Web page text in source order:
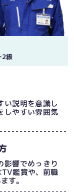
2級
い説明を意識し
しやすい雰囲気
影響でめっきり
鑑賞や、前職
す。